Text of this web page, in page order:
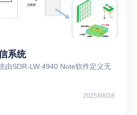
系统
由SDR-LW 4940 Note软件定义无
2025/08/18